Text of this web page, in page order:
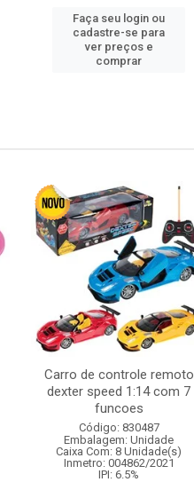
Faça seu login ou
cadastre-se para
ver preços e
comprar
Carro de controle remoto
dexter speed 1:14 com 7
funcoes
Código: 830487
Embalagem: Unidade
Caixa Com: 8 Unidade(s)
Inmetro: 004862/2021
IPI: 6.5%